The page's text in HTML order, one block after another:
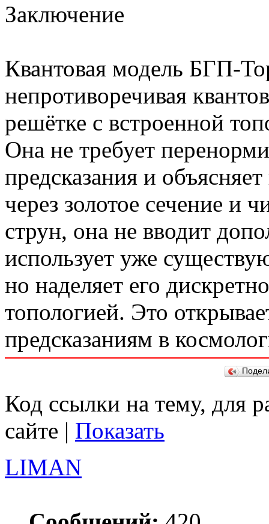
Заключение
Квантовая модель БГП-
непротиворечивая
решётке с встроенной
Она не требует
предсказания и
через золотое сечение и
струн, она не вводит
использует уже
но наделяет его
топологией. Это
предсказаниям в
Код ссылки на тему, для
сайте | Показать
LIMAN